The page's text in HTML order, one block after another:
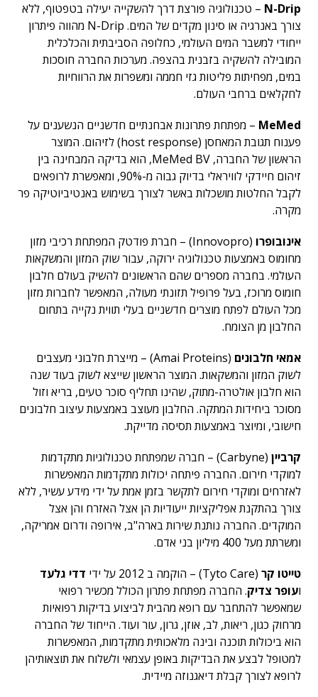
N-Drip – טכנולוגיה פורצת דרך להשקייה יעילה בטפטוף, ללא
צורך באנרגיה או סינון מקדים של המים. N-Drip‏ מהווה פיתרון
ייחודי למשבר המים העולמי, כחלופה הסביבתית והכלכלית
המובילה להשקיה בזבנית בהצפה. מערכות החברה חוסכות
במים, מפחיתות פליטות גזי חממה ומשפרות את הרווחיות
לחקלאים ברחבי העולם.
MeMed – מפתחת פתרונות אבחנתיים חדשניים הנשענים על
פענוח תגובת המאחסן (host response) לזיהום. המוצר
הראשון של החברה, MeMed BV, הוא בדיקה המבחינה בין
זיהום חיידקי לוויראלי בדיוק גבוה מ-90%, ומאפשרת לרופאים
לקבל החלטות מושכלות באשר לצורך בשימוש באנטיביוטיקה פר
מקרה.
אינובופרו
(Innovopro) – חברת פודטק המפתחת רכיבי מזון
מחומוס באמצעות טכנולוגיה ירוקה, עבור שוק המזון והמשקאות
העולמי. בחברה מספרים שהם הראשונים להשיק בעולם חלבון
חומוס מרוכז, בעל פרופיל תזונתי מעולה, המאפשר לחברות מזון
מכל העולם לפתח מוצרים חדשניים בעלי תווית נקייה בתחום
החלבון מן הצומח.
אמאי חלבונים
(Amai Proteins) – מייצרת חלבוני מעצבים
לשוק המזון והמשקאות. המוצר הראשון שייצא לשוק בעוד שנה
הוא חלבון אולטרה-מתוק, שהינו תחליף סוכר טעים, בריא וזול
מסוכר ביחידות המתקה. החלבון מעוצב באמצעות עיצוב חלבונים
חישובי, ומיוצר באמצעות תסיסה מדייקת.
קרביין
(Carbyne) – חברה שמפתחת טכנולוגיות מתקדמות
למוקדי חירום. החברה פיתחה יכולות מתקדמות המאפשרות
לאזרחים ומוקדי חירום לתקשר בזמן אמת על ידי מידע עשיר, ללא
צורך בהתקנת אפליקציות ייעודיות הן אצל האזרח והן אצל
המוקדים. החברה נותנת שירות בארה"ב, אירופה ודרום אמריקה,
ומשרתת מעל 400 מיליון בני אדם.
טייטו קר (Tyto Care) – הוקמה ב 2012 על ידי
דדי גלעד
ועופר צדיק. החברה מפתחת פתרון הכולל מכשיר רפואי
שמאפשר להתחבר עם רופא מהבית לביצוע בדיקות רפואיות
מרחוק כגון, ריאות, לב, אוזן, גרון, עור ועוד. הייחוד של החברה
הוא ביכולות תוכנה ובינה מלאכותית מתקדמות, המאפשרות
למטופל לבצע את הבדיקות באופן עצמאי ולשלוח את תוצאותיהן
לרופא לצורך קבלת דיאגנוזה מיידית.